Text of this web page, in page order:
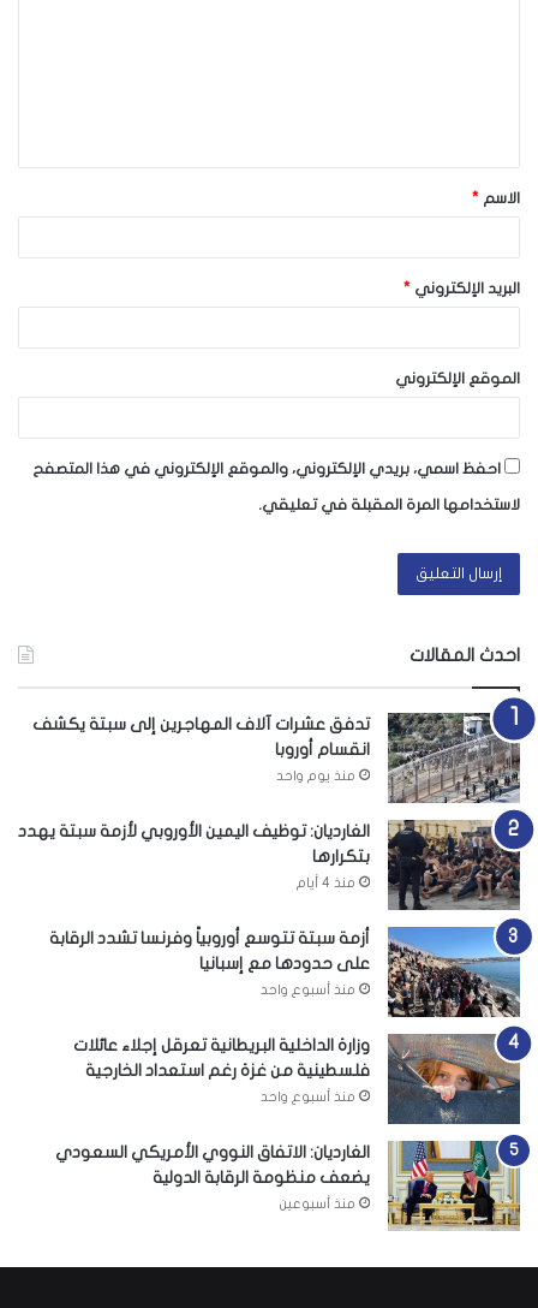
ق
*الاسم *
البريد الإلكتروني *
الموقع الإلكتروني
احفظ اسمي، بريدي الإلكتروني، والموقع الإلكتروني في هذا المتصفح
لاستخدامها المرة المقبلة في تعليقي.
احدث المقالات
تدفق عشرات آلاف المهاجرين إلى سبتة يكشف
انقسام أوروبا
منذ يوم واحد
الغارديان: توظيف اليمين الأوروبي لأزمة سبتة يهدد
بتكرارها
منذ 4 أيام
أزمة سبتة تتوسع أوروبياً وفرنسا تشدد الرقابة
على حدودها مع إسبانيا
منذ أسبوع واحد
وزارة الداخلية البريطانية تعرقل إجلاء عائلات
فلسطينية من غزة رغم استعداد الخارجية
منذ أسبوع واحد
الغارديان: الاتفاق النووي الأمريكي السعودي
يضعف منظومة الرقابة الدولية
منذ أسبوعين